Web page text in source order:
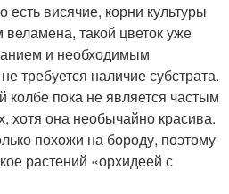
есть висячие, корни культуры
такой цветок уже
и необходимым
требуется наличие субстрата.
колбе пока не является частым
хотя она необычайно красива.
похожи на бороду, поэтому
растений «орхидеей с